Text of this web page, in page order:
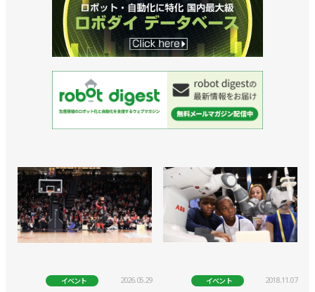
売／川崎重工業
>>［注目製品PickUp!vol.33］重労働の研削作業を遠
隔操縦ロボットで【後編】／川崎重工業
「Successor-G」
>>［注目製品PickUp!vol.33］重労働の研削作業を遠
隔操縦ロボットで【前編】／川崎重工業
>>ビジョン2030を発表、ロボットが発展支える／川
崎重工業
>>ロボットによるPCR検査システムを公開／川崎重
>>協働ロボを使ったシステムで検温を自動化／川崎
イベント 2026.05.29 イベント 2018.11.07